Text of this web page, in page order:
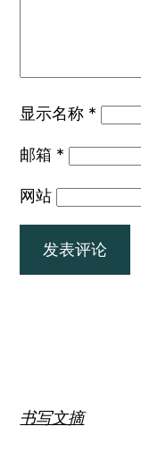
显示名称 *
邮箱 *
网站
书写文摘